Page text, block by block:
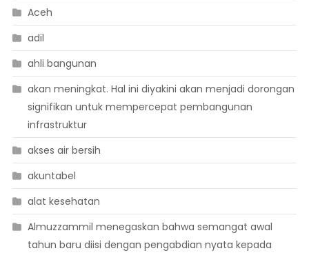
Aceh
adil
ahli bangunan
akan meningkat. Hal ini diyakini akan menjadi dorongan
signifikan untuk mempercepat pembangunan
infrastruktur
akses air bersih
akuntabel
alat kesehatan
Almuzzammil menegaskan bahwa semangat awal
tahun baru diisi dengan pengabdian nyata kepada